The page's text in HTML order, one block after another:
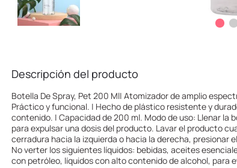
Descripción del producto
Botella De Spray, Pet 200 Ml| Atomizador de amplio
Práctico y funcional. | Hecho de plástico resistente y
contenido. | Capacidad de 200 ml. Modo de uso: Llenar la
para expulsar una dosis del producto. Lavar el producto
cerradura hacia la izquierda o hacia la derecha, presionar
No verter los siguientes líquidos: bebidas, aceites
con petróleo, líquidos con alto contenido de alcohol, para